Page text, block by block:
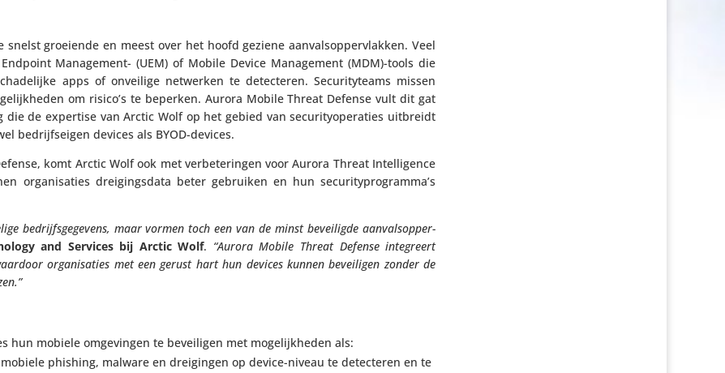
groeiende en meest over het hoofd geziene aanvals­op­per­vlakken. Veel
Mana­ge­ment- (UEM) of Mobile Device Mana­ge­ment (MDM)-tools die
apps of onveilige netwerken te detec­teren. Secu­ri­ty­teams missen
om risico’s te beperken. Aurora Mobile Threat Defense vult dit gat
die de expertise van Arctic Wolf op het gebied van secu­ri­ty­ope­ra­ties uitbreidt
bedrijfs­eigen devices als BYOD-devices.
komt Arctic Wolf ook met verbe­te­ringen voor Aurora Threat Intel­li­gence
orga­ni­sa­ties drei­gings­data beter gebruiken en hun securityprogramma’s
bedrijfs­ge­ge­vens, maar vormen toch een van de minst bevei­ligde aanvals­op­per­
and Services bij Arctic Wolf. “Aurora Mobile Threat Defense inte­greert
orga­ni­sa­ties met een gerust hart hun devices kunnen bevei­ligen zonder de
hun mobiele omge­vingen te bevei­ligen met moge­lijk­heden als:
phishing, malware en drei­gingen op device-niveau te detec­teren en te